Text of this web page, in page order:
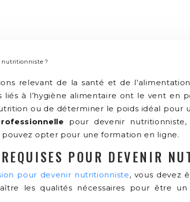
nutritionniste ?
relevant de la santé et de
à l’hygiène alimentaire ont le vent en
ou de déterminer le poids idéal pour
pour devenir
opter pour une formation en ligne.
POUR DEVENIR
pour devenir nutritionniste, vous devez
les qualités nécessaires pour être